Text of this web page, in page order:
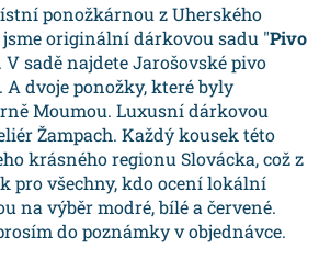
ponožkárnou z Uherského
originální dárkovou sadu "Pivo
V sadě najdete Jarošovské pivo
A dvoje ponožky, které byly
Moumou. Luxusní dárkovou
Žampach. Každý kousek této
krásného regionu Slovácka, což z
pro všechny, kdo ocení lokální
na výběr modré, bílé a červené.
do poznámky v objednávce.